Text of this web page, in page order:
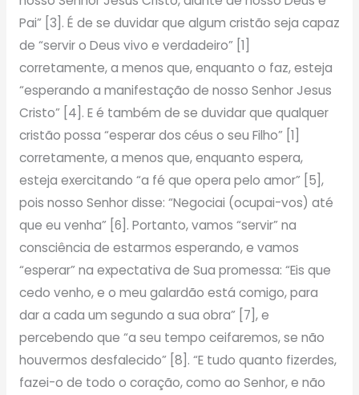
Pai” [3]. É de se duvidar que algum cristão seja capaz
de “servir o Deus vivo e verdadeiro” [1]
corretamente, a menos que, enquanto o faz, esteja
“esperando a manifestação de nosso Senhor Jesus
Cristo” [4]. E é também de se duvidar que qualquer
cristão possa “esperar dos céus o seu Filho” [1]
corretamente, a menos que, enquanto espera,
esteja exercitando “a fé que opera pelo amor” [5],
pois nosso Senhor disse: “Negociai (ocupai-vos) até
que eu venha” [6]. Portanto, vamos “servir” na
consciência de estarmos esperando, e vamos
“esperar” na expectativa de Sua promessa: “Eis que
cedo venho, e o meu galardão está comigo, para
dar a cada um segundo a sua obra” [7], e
percebendo que “a seu tempo ceifaremos, se não
houvermos desfalecido” [8]. “E tudo quanto fizerdes,
fazei-o de todo o coração, como ao Senhor, e não